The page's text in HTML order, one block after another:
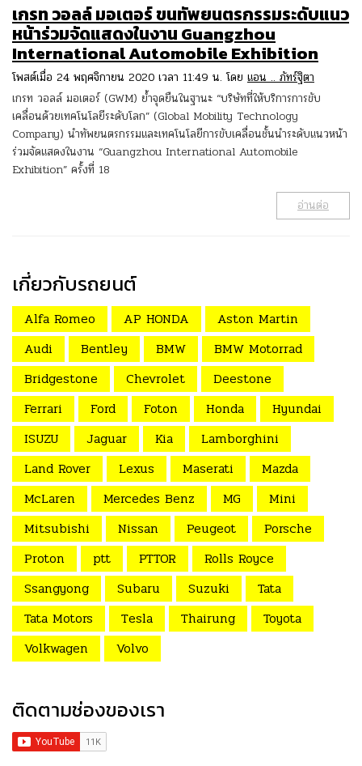
เกรท วอลล์ มอเตอร์ ขนทัพยนตรกรรมระดับแนว
หน้าร่วมจัดแสดงในงาน Guangzhou
International Automobile Exhibition
โพสต์เมื่อ 24 พฤศจิกายน 2020 เวลา 11:49 น. โดย แอน .. ภัทร์ฐิตา
เกรท วอลล์ มอเตอร์ (GWM) ย้ำจุดยืนในฐานะ “บริษัทที่ให้บริการการขับ
เคลื่อนด้วยเทคโนโลยีระดับโลก” (Global Mobility Technology
Company) นำทัพยนตรกรรมและเทคโนโลยีการขับเคลื่อนชั้นนำระดับแนวหน้า
ร่วมจัดแสดงในงาน “Guangzhou International Automobile
Exhibition” ครั้งที่ 18
อ่านต่อ
เกี่ยวกับรถยนต์
Alfa Romeo AP HONDA
Aston Martin
Audi
Bentley BMW
BMW Motorrad
Bridgestone
Chevrolet
Deestone
Ferrari
Ford Foton Honda
Hyundai
ISUZU
Jaguar Kia
Lamborghini
Land Rover
Lexus Maserati
Mazda
McLaren
Mercedes Benz MG
Mini
Mitsubishi
Nissan Peugeot
Porsche
Proton
ptt PTTOR
Rolls Royce
Ssangyong
Subaru Suzuki
Tata
Tata Motors
Tesla Thairung
Toyota
Volkwagen
Volvo
ติดตามช่องของเรา